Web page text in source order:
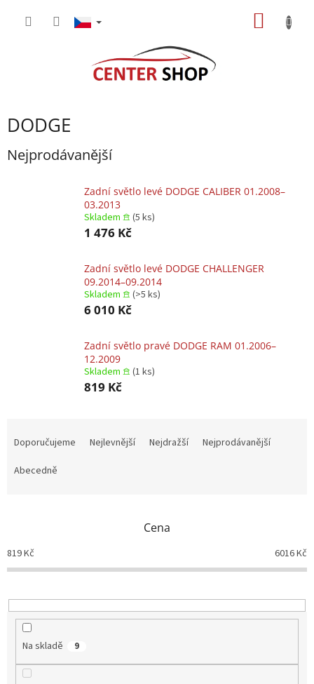
DODGE
Nejprodávanější
Zadní světlo levé DODGE CALIBER 01.2008–
03.2013
Skladem 𖠿 (5 ks)
1 476 Kč
Zadní světlo levé DODGE CHALLENGER
09.2014–09.2014
Skladem 𖠿 (>5 ks)
6 010 Kč
Zadní světlo pravé DODGE RAM 01.2006–
12.2009
Skladem 𖠿 (1 ks)
819 Kč
o
d
k
t
Doporučujeme Nejlevnější Nejdražší
Nejprodávanější
Abecedně
Cena
819Kč 6016Kč
Na skladě 9